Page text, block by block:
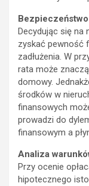
Decydując się na
zyskać pewność
zadłużenia. W
rata może
domowy.
środków w
finansowych
prowadzi do
finansowym a
Analiza
Przy ocenie
hipotecznego